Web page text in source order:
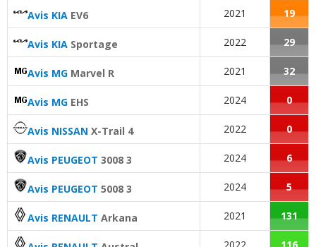
Avis KIA EV6 2021 19
Avis KIA Sportage 2022 29
Avis MG Marvel R 2021 32
Avis MG EHS 2024 0
Avis NISSAN X-Trail 4 2022 0
Avis PEUGEOT 3008 3 2024 6
Avis PEUGEOT 5008 3 2024 5
Avis RENAULT Arkana 2021 131